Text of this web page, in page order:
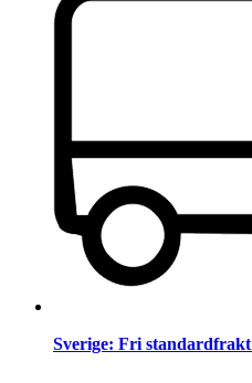
Sverige: Fri standardfrakt